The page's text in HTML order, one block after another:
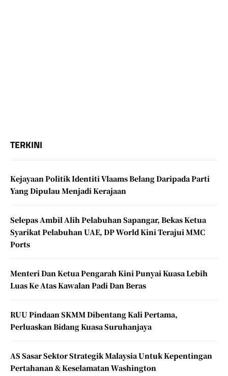
TERKINI
Kejayaan Politik Identiti Vlaams Belang Daripada Parti
Yang Dipulau Menjadi Kerajaan
Selepas Ambil Alih Pelabuhan Sapangar, Bekas Ketua
Syarikat Pelabuhan UAE, DP World Kini Terajui MMC
Ports
Menteri Dan Ketua Pengarah Kini Punyai Kuasa Lebih
Luas Ke Atas Kawalan Padi Dan Beras
RUU Pindaan SKMM Dibentang Kali Pertama,
Perluaskan Bidang Kuasa Suruhanjaya
AS Sasar Sektor Strategik Malaysia Untuk Kepentingan
Pertahanan & Keselamatan Washington